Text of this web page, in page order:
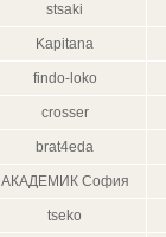
stsaki
Kapitana
findo-loko
crosser
brat4eda
АКАДЕМИК София
tseko